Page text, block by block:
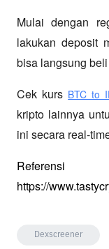
Mulai dengan
lakukan deposit
bisa langsung
Cek kurs BTC to
kripto lainnya
ini secara real-
Referensi
https://
Dexscreener